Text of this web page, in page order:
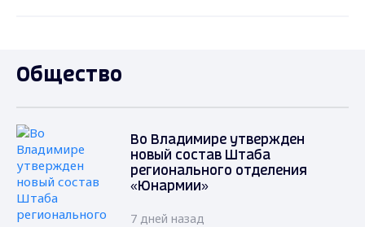
Общество
Во Владимире утвержден
новый состав Штаба
регионального отделения
«Юнармии»
7 дней назад